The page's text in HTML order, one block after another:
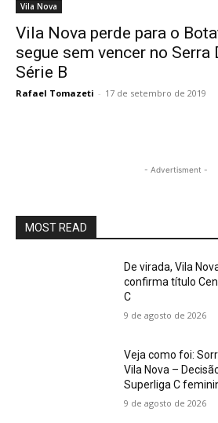
Vila Nova
Vila Nova perde para o
segue sem vencer no Serra
Série B
Rafael Tomazeti - 17 de setembro de 2019
- Advertisment -
MOST READ
De virada, Vila
confirma título
C
9 de agosto de 2026
Veja como foi:
Vila Nova –
Superliga C
9 de agosto de 2026